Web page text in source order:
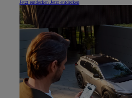
Jetzt entdecken Jetzt entdecken